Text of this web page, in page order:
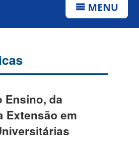
MENU
Ensino, da
Extensão em